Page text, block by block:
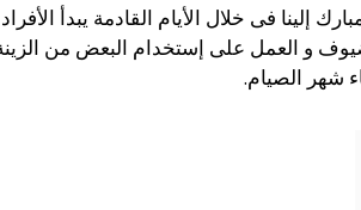
إلينا فى خلال الأيام القادمة يبدأ
و العمل على إستخدام البعض من
شهر الصيام.